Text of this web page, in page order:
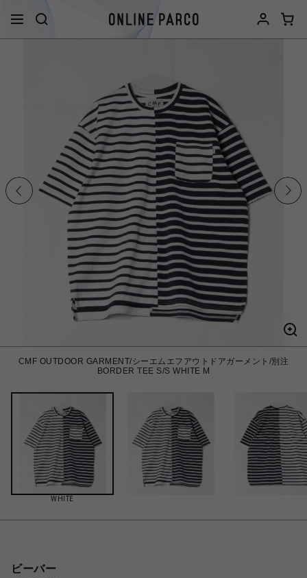
CMF OUTDOOR GARMENT/シーエムエフアウトドアガーメント/別注
BORDER TEE S/S WHITE M
WHITE
ビーバー